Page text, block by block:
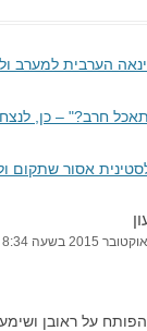
הערבית למערב
חרב?" – כן, לנצח |
אסור שתקום
על ראובן